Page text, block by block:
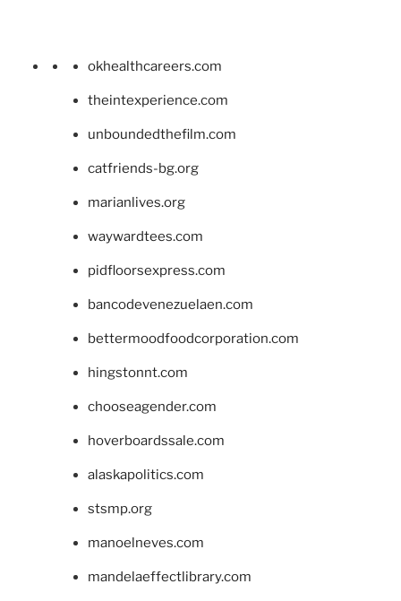
okhealthcareers.com
theintexperience.com
unboundedthefilm.com
catfriends-bg.org
marianlives.org
waywardtees.com
pidfloorsexpress.com
bancodevenezuelaen.com
bettermoodfoodcorporation.com
hingstonnt.com
chooseagender.com
hoverboardssale.com
alaskapolitics.com
stsmp.org
manoelneves.com
mandelaeffectlibrary.com